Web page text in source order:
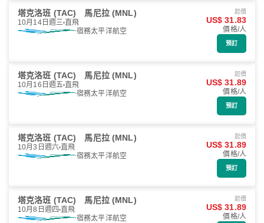
塔克洛班 (TAC) 馬尼拉 (MNL)
10月14日週三 直飛
宿務太平洋航空
起價
US$ 31.83
價格/人
預訂
塔克洛班 (TAC) 馬尼拉 (MNL)
10月16日週五 直飛
宿務太平洋航空
起價
US$ 31.89
價格/人
預訂
塔克洛班 (TAC) 馬尼拉 (MNL)
10月3日週六 直飛
宿務太平洋航空
起價
US$ 31.89
價格/人
預訂
塔克洛班 (TAC) 馬尼拉 (MNL)
10月8日週四 直飛
宿務太平洋航空
起價
US$ 31.89
價格/人